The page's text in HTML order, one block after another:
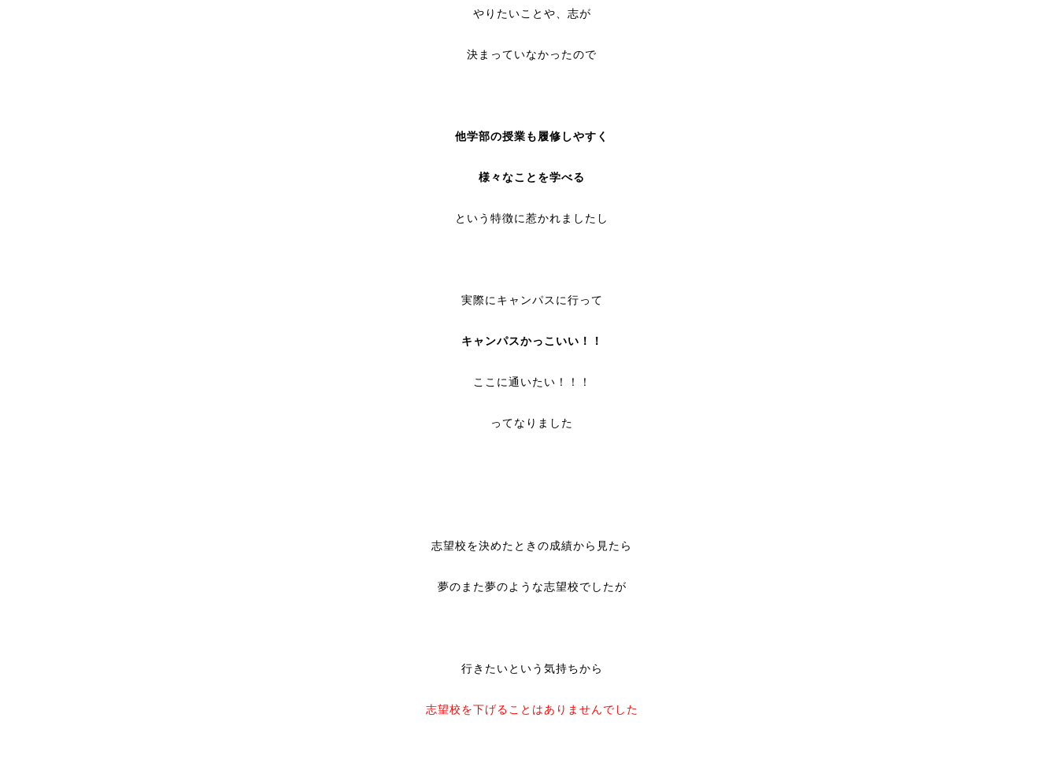
やりたいことや、志が
決まっていなかったので
他学部の授業も履修しやすく
様々なことを学べる
という特徴に惹かれましたし
実際にキャンパスに行って
キャンパスかっこいい！！
ここに通いたい！！！
ってなりました
志望校を決めたときの成績から見たら
夢のまた夢のような志望校でしたが
行きたいという気持ちから
志望校を下げることはありませんでした